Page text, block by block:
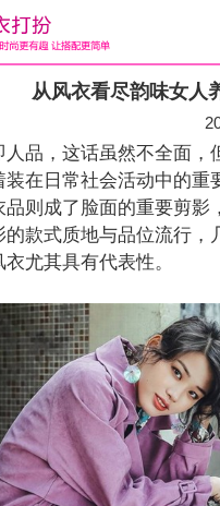
从风衣看尽韵味女人
，这话虽然不全面，
装在日常社会活动中的重
品则成了脸面的重要剪影
的款式质地与品位流行，
尤其具有代表性。